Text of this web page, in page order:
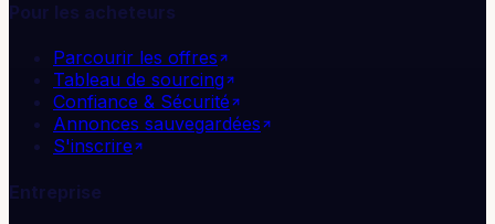
Pour les acheteurs
Parcourir les offres
Tableau de sourcing
Confiance & Sécurité
Annonces sauvegardées
S'inscrire
Entreprise